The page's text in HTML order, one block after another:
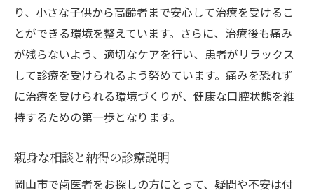
り、小さな子供から高齢者まで安心して治療を受けるこ
とができる環境を整えています。さらに、治療後も痛み
が残らないよう、適切なケアを行い、患者がリラックス
して診療を受けられるよう努めています。痛みを恐れず
に治療を受けられる環境づくりが、健康な口腔状態を維
持するための第一歩となります。
親身な相談と納得の診療説明
岡山市で歯医者をお探しの方にとって、疑問や不安は付